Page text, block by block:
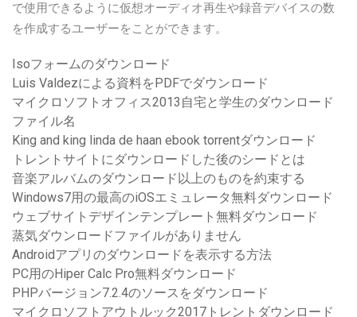
で使用できるように仮想オーディオ再生や録音デバイスの数
を作成するユーザーをことができます。
Isoフォームのダウンロード
Luis Valdezによる資料をPDFでダウンロード
マイクロソフトオフィス2013自宅と学生のダウンロード
ファイル名
King and king linda de haan ebook torrentダウンロード
トレントサイトにダウンロードした後のシードとは
音楽アルバムのダウンロード以上のものを約束する
Windows7用の最高のiOSエミュレータ無料ダウンロード
ウェブサイトデザインテンプレート無料ダウンロード
蒸気ダウンロードファイルがありません
Androidアプリのダウンロードを表示する方法
PC用のHiper Calc Pro無料ダウンロード
PHPバージョン7.2.4のソースをダウンロード
マイクロソフトアウトルック2017トレントダウンロード